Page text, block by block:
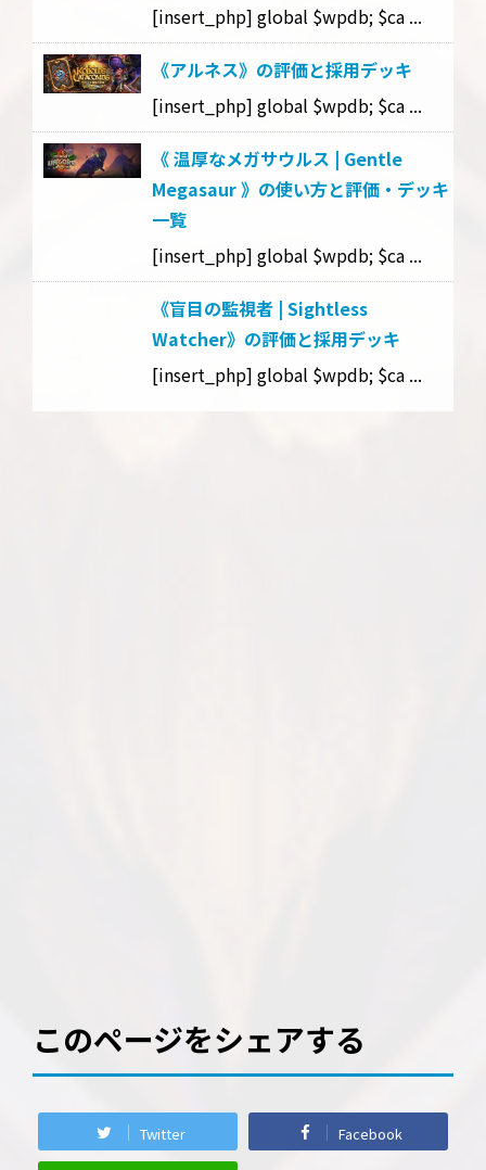
[insert_php] global $wpdb; $ca ...
《アルネス》の評価と採用デッキ
[insert_php] global $wpdb; $ca ...
《 温厚なメガサウルス | Gentle
Megasaur 》の使い方と評価・デッキ
一覧
[insert_php] global $wpdb; $ca ...
《盲目の監視者 | Sightless
Watcher》の評価と採用デッキ
[insert_php] global $wpdb; $ca ...
このページをシェアする
Twitter Facebook